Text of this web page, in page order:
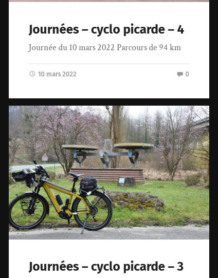
Journées – cyclo picarde – 4
Journée du 10 mars 2022 Parcours de 94 km
10 mars 2022 0
Journées – cyclo picarde – 3